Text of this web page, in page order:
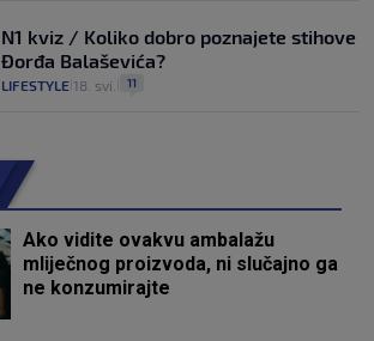
N1 kviz / Koliko dobro poznajete stihove
Đorđa Balaševića?
LIFESTYLE 18. svi. 11
Ako vidite ovakvu ambalažu
mliječnog proizvoda, ni slučajno ga
ne konzumirajte